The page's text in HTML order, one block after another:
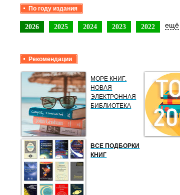
По году издания
2026 2025 2024 2023 2022 ещё
Рекомендации
МОРЕ КНИГ.
НОВАЯ
ЭЛЕКТРОННАЯ
БИБЛИОТЕКА
ВСЕ ПОДБОРКИ
КНИГ